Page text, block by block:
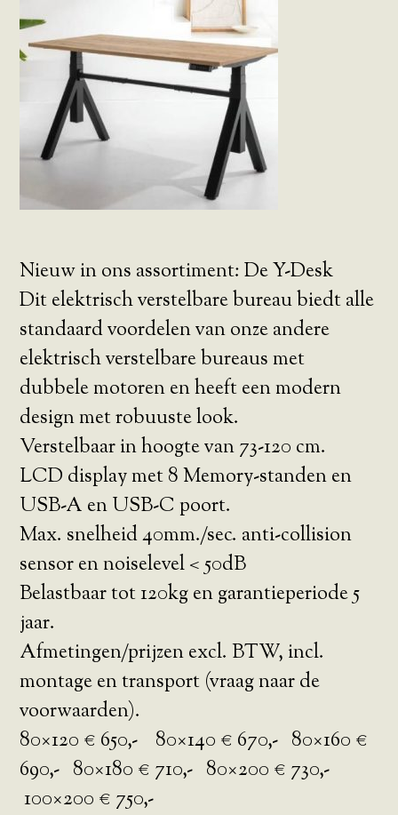
Nieuw in ons assortiment: De Y-Desk
Dit elektrisch verstelbare bureau biedt alle
standaard voordelen van onze andere
elektrisch verstelbare bureaus met
dubbele motoren en heeft een modern
design met robuuste look.
Verstelbaar in hoogte van 73-120 cm.
LCD display met 8 Memory-standen en
USB-A en USB-C poort.
Max. snelheid 40mm./sec. anti-collision
sensor en noiselevel < 50dB
Belastbaar tot 120kg en garantieperiode 5
jaar.
Afmetingen/prijzen excl. BTW, incl.
montage en transport (vraag naar de
voorwaarden).
80×120 € 650,- 80×140 € 670,- 80×160 €
690,- 80×180 € 710,- 80×200 € 730,-
100×200 € 750,-